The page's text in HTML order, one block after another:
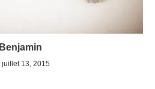
Benjamin
juillet 13, 2015